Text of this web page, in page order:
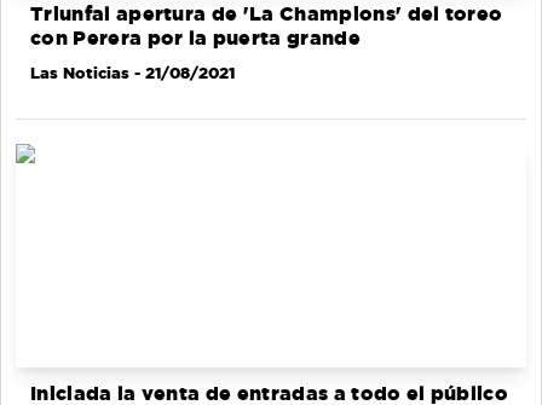
Triunfal apertura de 'La Champions' del toreo
con Perera por la puerta grande
Las Noticias - 21/08/2021
Iniciada la venta de entradas a todo el público